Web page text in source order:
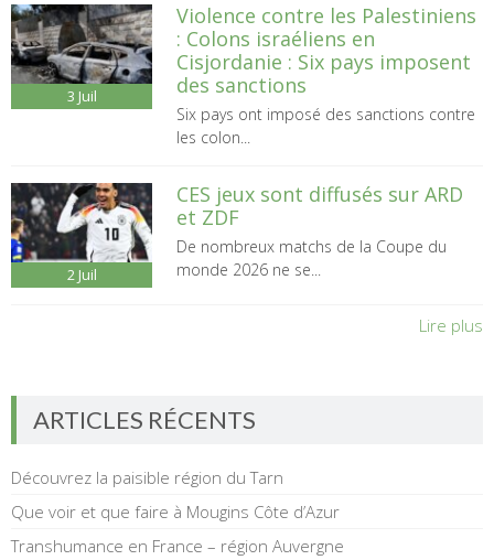
3 Juil
Violence contre les Palestiniens
: Colons israéliens en
Cisjordanie : Six pays imposent
des sanctions
Six pays ont imposé des sanctions contre
les colon...
2 Juil
CES jeux sont diffusés sur ARD
et ZDF
De nombreux matchs de la Coupe du
monde 2026 ne se...
Lire plus
ARTICLES RÉCENTS
Découvrez la paisible région du Tarn
Que voir et que faire à Mougins Côte d’Azur
Transhumance en France – région Auvergne